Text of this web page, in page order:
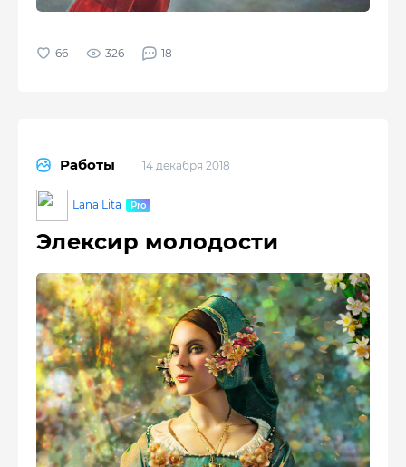
326 18
Работы 14 декабря 2018
Lana Lita
Элексир молодости